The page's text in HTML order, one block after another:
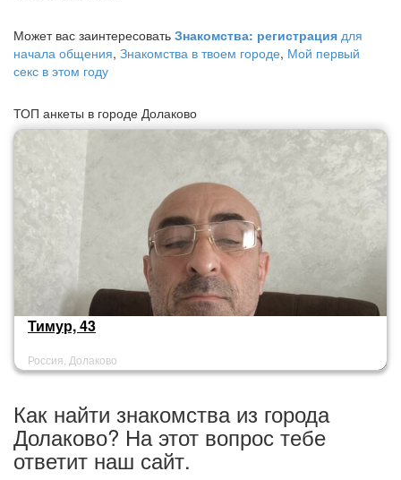
Может вас заинтересовать Знакомства: регистрация для
начала общения, Знакомства в твоем городе, Мой первый
секс в этом году
ТОП анкеты в городе Долаково
Тимур, 43
Россия, Долаково
Как найти знакомства из города
Долаково? На этот вопрос тебе
ответит наш сайт.